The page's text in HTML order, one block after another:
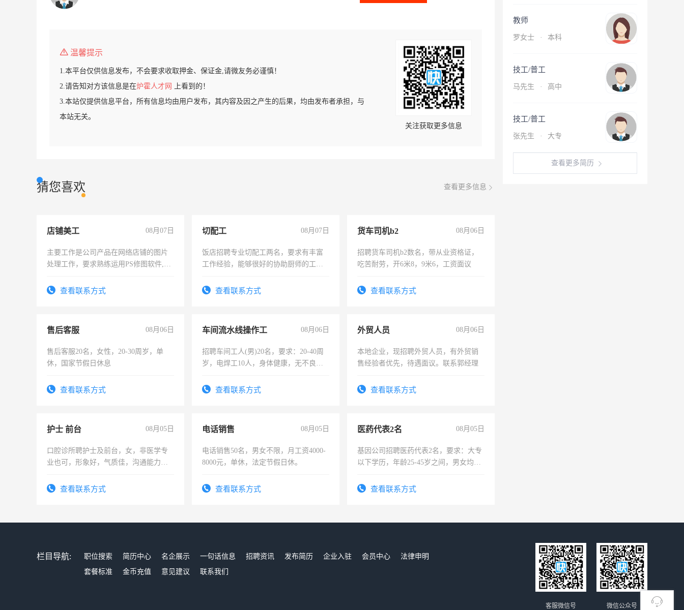
温馨提示
1.本平台仅供信息发布，不会要求收取押金、保证金,请微友务必谨慎！
2.请告知对方该信息是在炉霍人才网
上看到的！
3.本站仅提供信息平台，所有信息均由用户发布，其内容及因之产生的后果，均由发布者承担，与
本站无关。
关注获取更多信息
猜您喜欢 查看更多信息
店铺美工 08月07日
主要工作是公司产品在网络店铺的图片
处理工作，要求熟练运用PS修图软件,工
查看联系方式
切配工 08月07日
饭店招聘专业切配工两名，要求有丰富
工作经验，能够很好的协助厨师的工
4500。查看联系方式
货车司机b2 08月06日
招聘货车司机b2数名，带从业资格证，
吃苦耐劳，开6米8，9米6，工资面议
查看联系方式
售后客服 08月06日
售后客服20名，女性，20-30周岁，单
休，国家节假日休息
查看联系方式
车间流水线操作工 08月06日
招聘车间工人(男)20名，要求：20-40周
岁，电焊工10人，身体健康，无不良嗜
宿，免费发放劳保用品，两班倒，每月
查看联系方式
外贸人员 08月06日
本地企业，现招聘外贸人员，有外贸销
售经验者优先，待遇面议。联系郭经理
查看联系方式
护士 前台 08月05日
口腔诊所聘护士及前台，女，非医学专
业也可，形象好，气质佳，沟通能力
查看联系方式
电话销售 08月05日
电话销售50名，男女不限，月工资4000-
8000元，单休，法定节假日休。
查看联系方式
医药代表2名 08月05日
基因公司招聘医药代表2名，要求：大专
以下学历，年龄25-45岁之间，男女均
表或者有医学资质的优先，底薪+绩效，
查看联系方式
教师
罗女士 · 本科
技工/普工
马先生 · 高中
技工/普工
张先生 · 大专
查看更多简历
栏目导航: 职位搜索 简历中心 名企展示 一句话信息 招聘资讯 发布简历 企业入驻 会员中心
法律申明
套餐标准
金币充值 意见建议 联系我们
微信公众号
客服微信号